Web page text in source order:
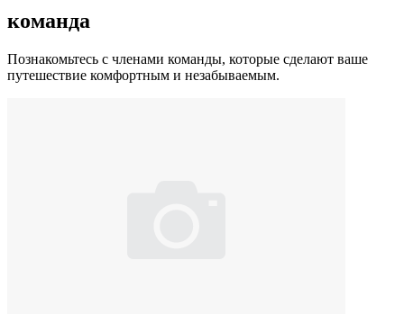
команда
Познакомьтесь с членами команды, которые сделают ваше
путешествие комфортным и незабываемым.